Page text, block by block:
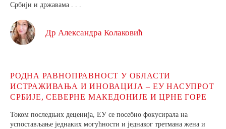
Србији и државама . . .
Др Александра Колаковић
РОДНА РАВНОПРАВНОСТ У ОБЛАСТИ
ИСТРАЖИВАЊА И ИНОВАЦИЈА – ЕУ НАСУПРОТ
СРБИЈЕ, СЕВЕРНЕ МАКЕДОНИЈЕ И ЦРНЕ ГОРЕ
Током последњих деценија, ЕУ се посебно фокусирала на
успостављање једнаких могућности и једнаког третмана жена и